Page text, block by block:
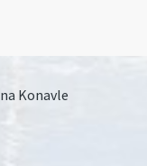
Konavle